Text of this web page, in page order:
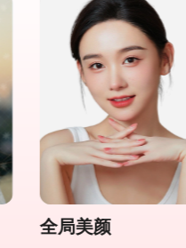
全局美颜